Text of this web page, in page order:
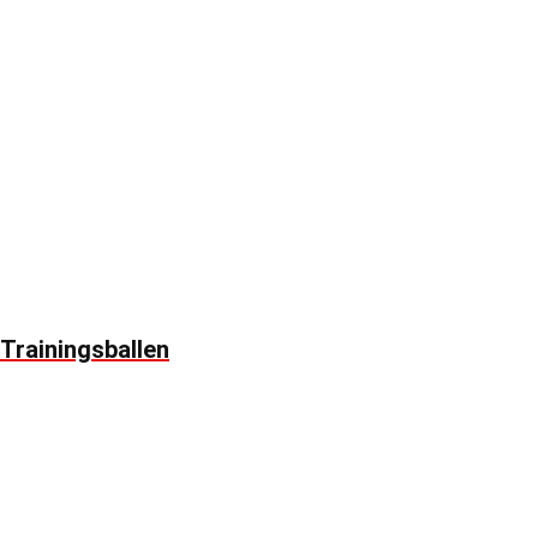
Trainingsballen